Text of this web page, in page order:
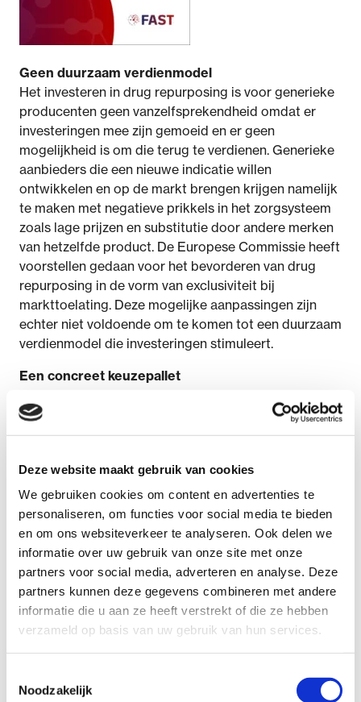
Deze website maakt gebruik van cookies
We gebruiken cookies om content en advertenties te
personaliseren, om functies voor social media te bieden
en om ons websiteverkeer te analyseren. Ook delen we
informatie over uw gebruik van onze site met onze
partners voor social media, adverteren en analyse. Deze
partners kunnen deze gegevens combineren met andere
informatie die u aan ze heeft verstrekt of die ze hebben
verzameld op basis van uw gebruik van hun services.
Noodzakelijk
Geen duurzaam verdienmodel
Het investeren in drug repurposing is voor generieke
producenten geen vanzelfsprekendheid omdat er
investeringen mee zijn gemoeid en er geen
mogelijkheid is om die terug te verdienen. Generieke
aanbieders die een nieuwe indicatie willen
ontwikkelen en op de markt brengen krijgen namelijk
te maken met negatieve prikkels in het zorgsysteem
zoals lage prijzen en substitutie door andere merken
van hetzelfde product. De Europese Commissie heeft
voorstellen gedaan voor het bevorderen van drug
repurposing in de vorm van exclusiviteit bij
markttoelating. Deze mogelijke aanpassingen zijn
echter niet voldoende om te komen tot een duurzaam
verdienmodel die investeringen stimuleert.
Een concreet keuzepallet
handelingsopties beschreven om drug repurposing
aantrekkelijk te maken voor bedrijven en
ontdekkers van de nieuwe indicatie te kunnen
belonen. En door het repurposed product een
tijdelijke exclusieve positie te bieden in het
zorgsysteem én te voorzien in een redelijke en
maatschappelijk aanvaardbare vergoeding. De eerste
optie leunt op ketenafspraken tussen zorgpartijen, de
tweede op aanpassingen in het preferentiebeleid van
zorgverzekeraars en de derde op een wettelijke
regeling van de overheid. Deze laatste wordt door
zekerheid biedt aan investeerders in repurposing. Alle